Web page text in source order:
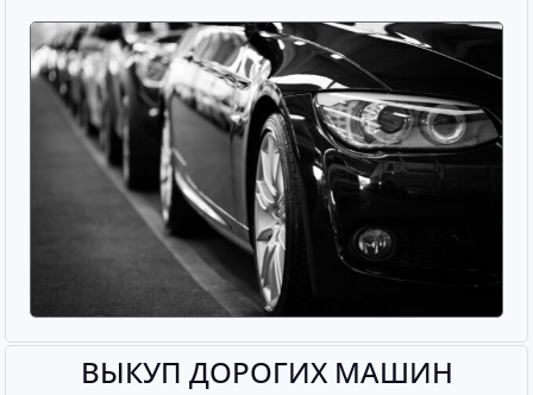
ВЫКУП ДОРОГИХ МАШИН